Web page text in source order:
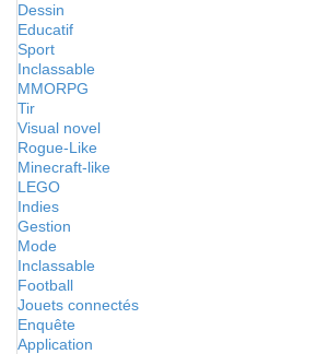
Dessin
Educatif
Sport
Inclassable
MMORPG
Tir
Visual novel
Rogue-Like
Minecraft-like
LEGO
Indies
Gestion
Mode
Inclassable
Football
Jouets connectés
Enquête
Application